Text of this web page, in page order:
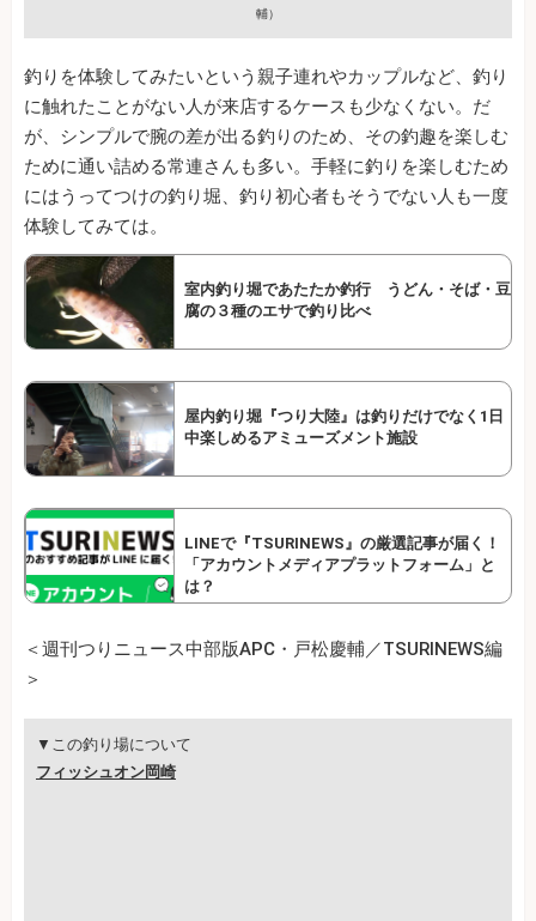
輔）
釣りを体験してみたいという親子連れやカップルなど、釣り
に触れたことがない人が来店するケースも少なくない。だ
が、シンプルで腕の差が出る釣りのため、その釣趣を楽しむ
ために通い詰める常連さんも多い。手軽に釣りを楽しむため
にはうってつけの釣り堀、釣り初心者もそうでない人も一度
体験してみては。
室内釣り堀であたたか釣行 うどん・そば・豆
腐の３種のエサで釣り比べ
屋内釣り堀『つり大陸』は釣りだけでなく1日
中楽しめるアミューズメント施設
LINEで『TSURINEWS』の厳選記事が届く！
「アカウントメディアプラットフォーム」と
は？
＜週刊つりニュース中部版APC・戸松慶輔／TSURINEWS編
＞
▼この釣り場について
フィッシュオン岡崎